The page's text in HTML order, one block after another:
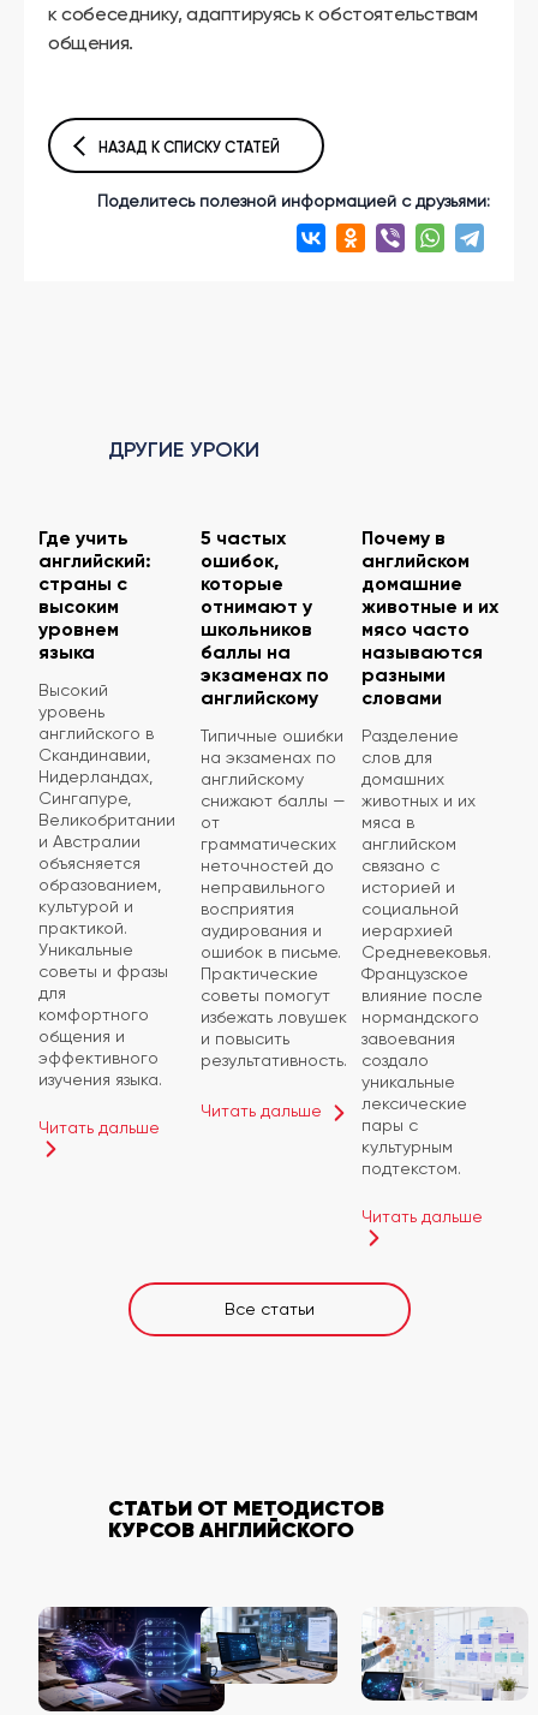
к собеседнику, адаптируясь к обстоятельствам
общения.
НАЗАД К СПИСКУ СТАТЕЙ
Поделитесь полезной информацией с друзьями:
ДРУГИЕ УРОКИ
Где учить
английский:
страны с
высоким
уровнем
языка
Высокий
уровень
английского в
Скандинавии,
Нидерландах,
Сингапуре,
Великобритании
и Австралии
объясняется
образованием,
культурой и
практикой.
Уникальные
советы и фразы
для
комфортного
общения и
эффективного
изучения языка.
Читать дальше
5 частых
ошибок,
которые
отнимают у
школьников
баллы на
экзаменах по
английскому
Типичные ошибки
на экзаменах по
английскому
снижают баллы —
от
грамматических
неточностей до
неправильного
восприятия
аудирования и
ошибок в письме.
Практические
советы помогут
избежать ловушек
и повысить
результативность.
Читать дальше
Почему в
английском
домашние
животные и их
мясо часто
называются
разными
словами
Разделение
слов для
домашних
животных и их
мяса в
английском
связано с
историей и
социальной
иерархией
Средневековья.
Французское
влияние после
нормандского
завоевания
создало
уникальные
лексические
пары с
культурным
подтекстом.
Читать дальше
Все статьи
СТАТЬИ ОТ МЕТОДИСТОВ
КУРСОВ АНГЛИЙСКОГО